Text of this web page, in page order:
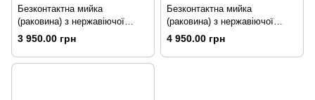
Безконтактна мийка
(раковина) з нержавіючої
сталі 400*295*230 мм з
краном і натискним вмикачем
3 950.00 грн
Безконтактна мийка
(раковина) з нержавіючої
сталі 170*400*315 мм з
краном і натискним вмикачем
4 950.00 грн